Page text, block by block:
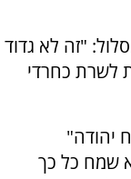
"זה לא גדוד
לשרת כחרדי
יהודה"
שמח כל כך